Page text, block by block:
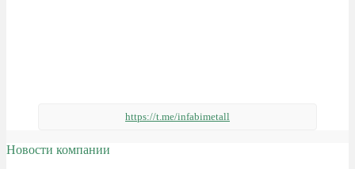
https://t.me/infabimetall
Новости компании